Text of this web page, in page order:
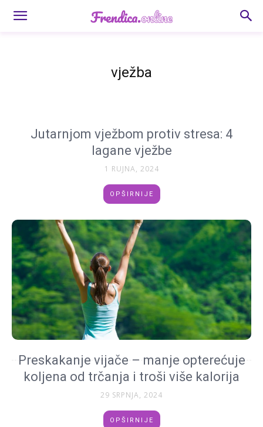
vježba
Jutarnjom vježbom protiv stresa: 4
lagane vježbe
1 RUJNA, 2024
OPŠIRNIJE
Preskakanje vijače – manje opterećuje
koljena od trčanja i troši više kalorija
29 SRPNJA, 2024
OPŠIRNIJE